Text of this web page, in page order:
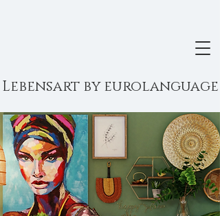
Lebensart by eurolanguage